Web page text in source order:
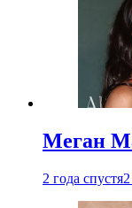
Меган
2 года спустя